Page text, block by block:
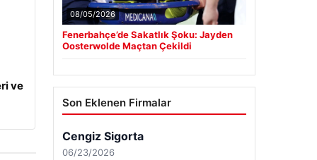
ve
08/05/2026
Fenerbahçe’de Sakatlık Şoku: Jayden
Oosterwolde Maçtan Çekildi
Son Eklenen Firmalar
Cengiz Sigorta
06/23/2026